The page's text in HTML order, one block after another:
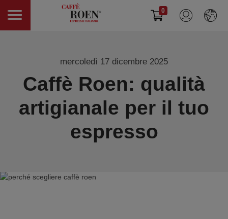
0
mercoledì 17 dicembre 2025
Caffè Roen: qualità
artigianale per il tuo
espresso